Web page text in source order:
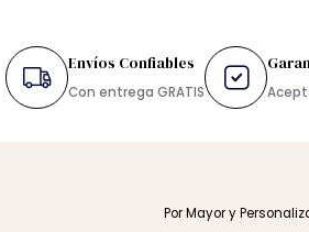
Con entrega GRATIS